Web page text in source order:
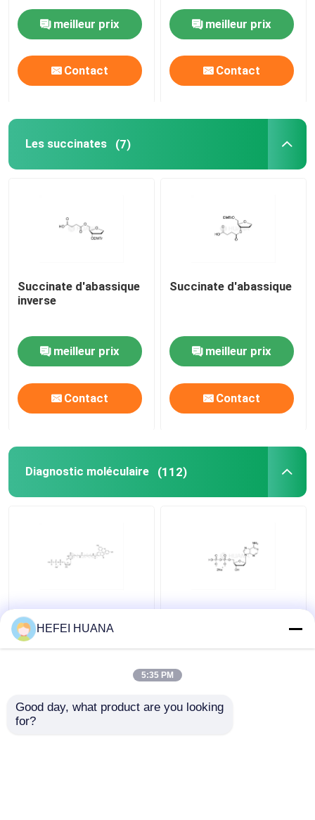
CAS
matières premières d'ARNm
Les nucléosides
Diagnostic moléculaire
Colorants fluorescents
Réactifs de synthèse d'oligo
meilleur prix
Contact
meilleur prix
Contact
Les succinates (7)
Succinate d'abassique
inverse
meilleur prix
Contact
Succinate d'abassique
meilleur prix
Contact
Diagnostic moléculaire (112)
Fluorescéine-12-dUTP
Solution de sodium de
1 mM
HEFEI HUANA
5:35 PM
Good day, what product are you looking
for?